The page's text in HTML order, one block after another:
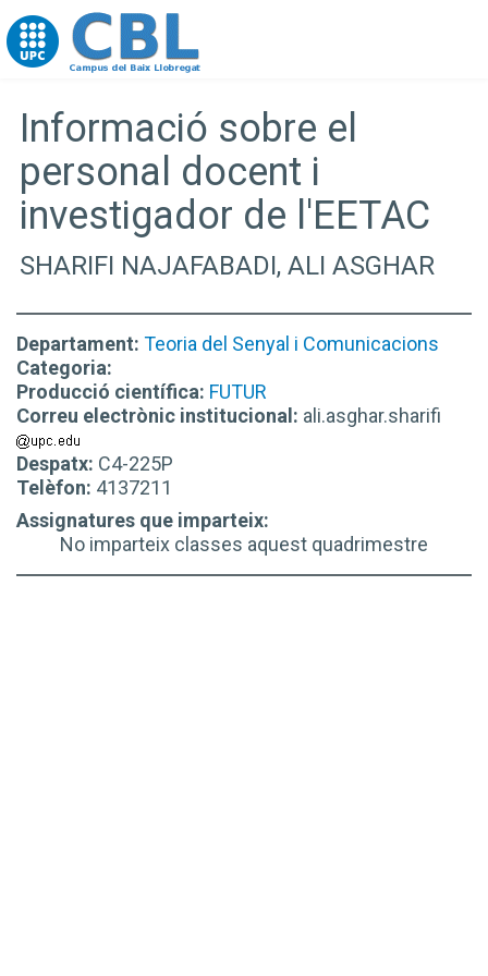
Go to upc.edu
Informació sobre el
personal docent i
investigador de l'EETAC
SHARIFI NAJAFABADI, ALI ASGHAR
Departament: Teoria del Senyal i Comunicacions
Categoria:
Producció científica: FUTUR
Correu electrònic institucional: ali.asghar.sharifi
Despatx: C4-225P
Telèfon: 4137211
Assignatures que imparteix:
No imparteix classes aquest quadrimestre